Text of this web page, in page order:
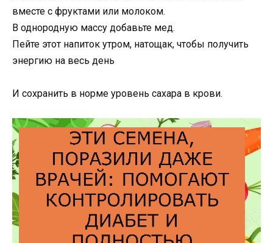
вместе с фруктами или молоком.
В однородную массу добавьте мед.
Пейте этот напиток утром, натощак, чтобы получить
энергию на весь день
И сохранить в норме уровень сахара в крови.